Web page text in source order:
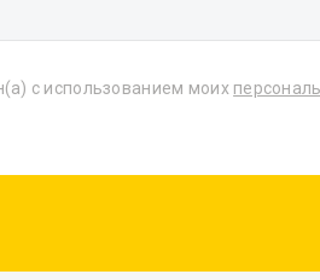
с использованием моих